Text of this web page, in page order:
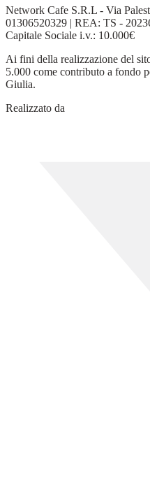
Network Cafe S.R.L - Via
01306520329 | REA: TS -
Capitale Sociale i.v.: 10.000€
Ai fini della realizzazione del
5.000 come contributo a fondo
Giulia.
Realizzato da